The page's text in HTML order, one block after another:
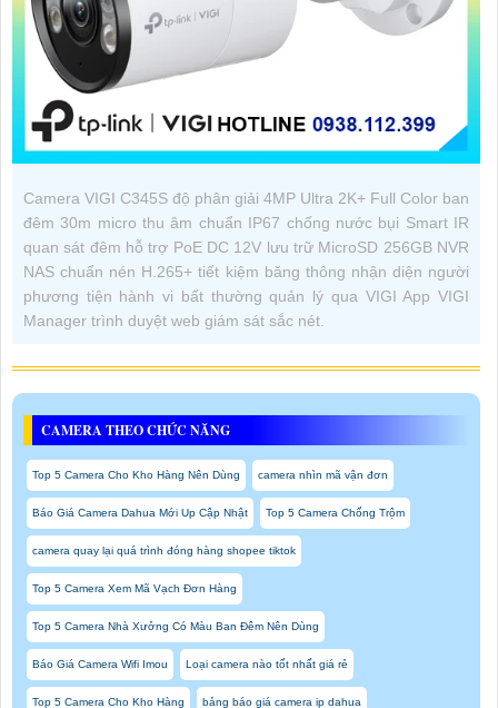
Camera VIGI C345S độ phân giải 4MP Ultra 2K+ Full Color ban
đêm 30m micro thu âm chuẩn IP67 chống nước bụi Smart IR
quan sát đêm hỗ trợ PoE DC 12V lưu trữ MicroSD 256GB NVR
NAS chuẩn nén H.265+ tiết kiệm băng thông nhận diện người
phương tiện hành vi bất thường quản lý qua VIGI App VIGI
Manager trình duyệt web giám sát sắc nét.
CAMERA THEO CHỨC NĂNG
Top 5 Camera Cho Kho Hàng Nên Dùng camera nhìn mã vận đơn
Báo Giá Camera Dahua Mới Up Cập Nhật Top 5 Camera Chống Trộm
camera quay lại quá trình đóng hàng shopee tiktok
Top 5 Camera Xem Mã Vạch Đơn Hàng
Top 5 Camera Nhà Xưởng Có Màu Ban Đêm Nên Dùng
Báo Giá Camera Wifi Imou Loại camera nào tốt nhất giá rẻ
Top 5 Camera Cho Kho Hàng bảng báo giá camera ip dahua